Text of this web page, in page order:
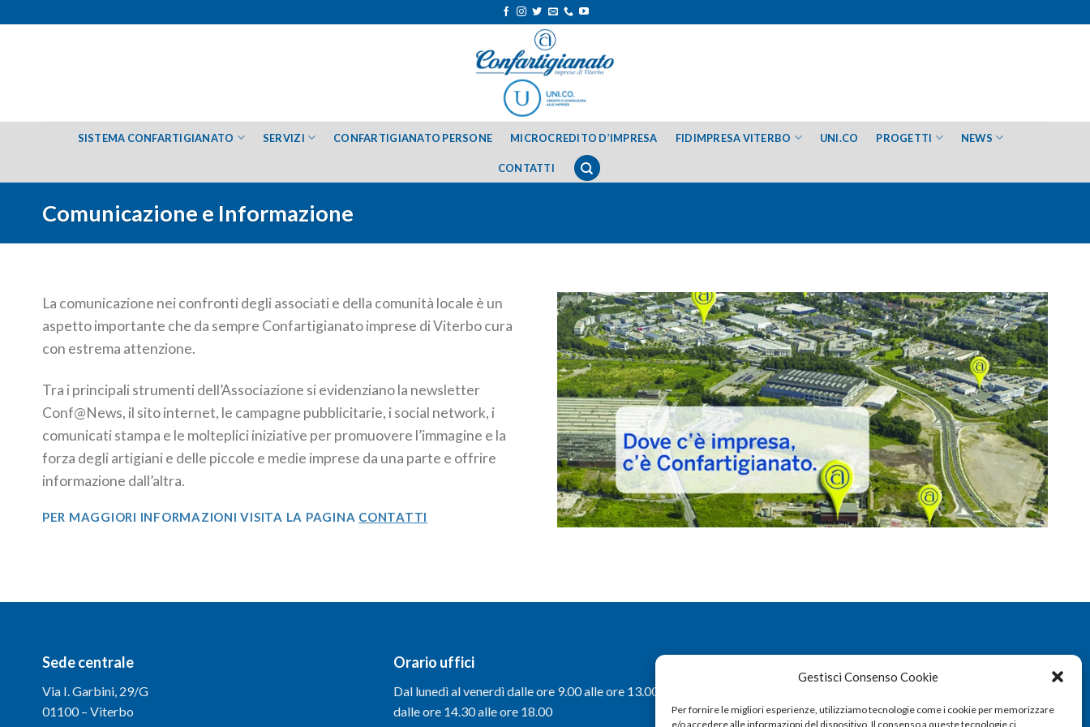
Gestisci Consenso Cookie
Per fornire le migliori esperienze, utilizziamo tecnologie come i cookie per memorizzare
e/o accedere alle informazioni del dispositivo. Il consenso a queste tecnologie ci
ai
SISTEMA CONFARTIGIANATO SERVIZI CONFARTIGIANATO PERSONE MICROCREDITO D’IMPRESA FIDIMPRESA VITERBO UNI.CO PROGETTI NEWS
CONTATTI
Comunicazione e Informazione
La comunicazione nei confronti degli associati e della comunità locale è un
aspetto importante che da sempre Confartigianato imprese di Viterbo cura
con estrema attenzione.
Tra i principali strumenti dell’Associazione si evidenziano la newsletter
Conf@News, il sito internet, le campagne pubblicitarie, i social network, i
comunicati stampa e le molteplici iniziative per promuovere l’immagine e la
forza degli artigiani e delle piccole e medie imprese da una parte e offrire
informazione dall’altra.
PER MAGGIORI INFORMAZIONI VISITA LA PAGINA CONTATTI
Sede centrale
Via I. Garbini, 29/G
01100 – Viterbo
Orario uffici
Dal lunedì al venerdì dalle ore 9.00 alle ore 13.00 e
dalle ore 14.30 alle ore 18.00